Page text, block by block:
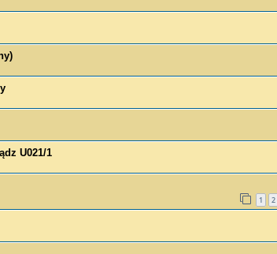
U021/1
1 2